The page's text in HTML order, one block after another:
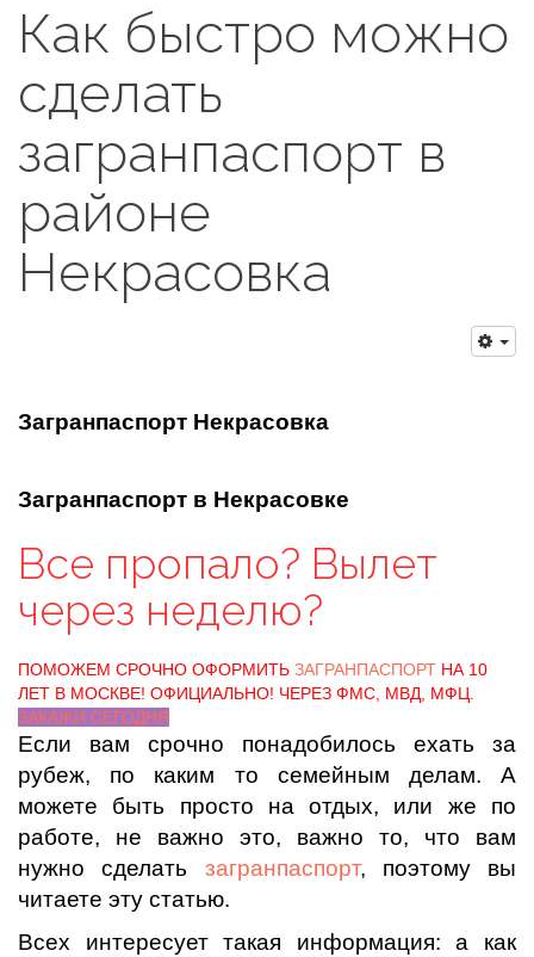
Как быстро можно
сделать
загранпаспорт в
районе
Некрасовка
Загранпаспорт Некрасовка
Загранпаспорт в Некрасовке
Все пропало? Вылет
через неделю?
ПОМОЖЕМ СРОЧНО ОФОРМИТЬ ЗАГРАНПАСПОРТ НА 10
ЛЕТ В МОСКВЕ! ОФИЦИАЛЬНО! ЧЕРЕЗ ФМС, МВД, МФЦ.
ЗАКАЖИ СЕГОДНЯ
Если вам срочно понадобилось ехать за
рубеж, по каким то семейным делам. А
можете быть просто на отдых, или же по
работе, не важно это, важно то, что вам
нужно сделать загранпаспорт, поэтому вы
читаете эту статью.
Всех интересует такая информация: а как